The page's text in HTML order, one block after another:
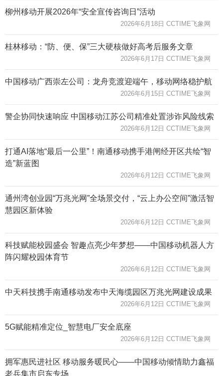
柳州移动开展2026年“安全宣传咨询日”活动
2026年6月18日 CCTIME飞象网
桂林移动：“防、便、保”三大硬核做好高考后服务文章
2026年6月17日 CCTIME飞象网
中国移动广西崇左公司：龙舟竞渡迎端午，移动网络稳护航
2026年6月15日 CCTIME飞象网
警企协同快速响应 中国移动江苏公司精准处置涉诈风险线索
2026年6月12日 CCTIME飞象网
打通AI落地“最后一公里”！南通移动携手港闸经开区共绘“智
造”新蓝图
2026年6月12日 CCTIME飞象网
通州湾创业园“万兆光网”全场景交付，“云上办公空间”激活智
慧园区新体验
2026年6月12日 CCTIME飞象网
科技赋能校园盛会 智趣点亮少年梦想——中国移动机器人方
阵闪耀校园体育节
2026年6月12日 CCTIME飞象网
中天科技携手南通移动发布中天海缆园区万兆光网建设成果
2026年6月12日 CCTIME飞象网
5G赋能精准定位_智慧电厂安全底座
2026年6月12日 CCTIME飞象网
拥军惠民进社区 移动服务暖民心——中国移动倾情助力鑫福
老兵集市启东专场